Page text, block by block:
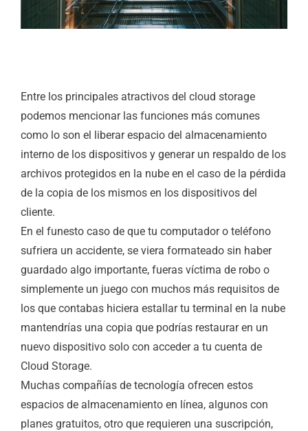
Entre los principales atractivos del cloud storage
podemos mencionar las funciones más comunes
como lo son el liberar espacio del almacenamiento
interno de los dispositivos y generar un respaldo de los
archivos protegidos en la nube en el caso de la pérdida
de la copia de los mismos en los dispositivos del
cliente.
En el funesto caso de que tu computador o teléfono
sufriera un accidente, se viera formateado sin haber
guardado algo importante, fueras víctima de robo o
simplemente un juego con muchos más requisitos de
los que contabas hiciera estallar tu terminal en la nube
mantendrías una copia que podrías restaurar en un
nuevo dispositivo solo con acceder a tu cuenta de
Cloud Storage.
Muchas compañías de tecnología ofrecen estos
espacios de almacenamiento en línea, algunos con
planes gratuitos, otro que requieren una suscripción,